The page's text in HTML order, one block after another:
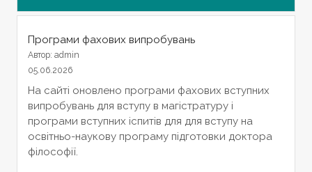
Програми фахових випробувань
Автор: admin
05.06.2026
На сайті оновлено програми фахових вступних
випробувань для вступу в магістратуру і
програми вступних іспитів для для вступу на
освітньо-наукову програму підготовки доктора
філософії.